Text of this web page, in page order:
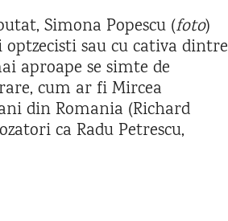
Simona Popescu (foto)
sau cu cativa dintre
aproape se simte de
cum ar fi Mircea
din Romania (Richard
ca Radu Petrescu,